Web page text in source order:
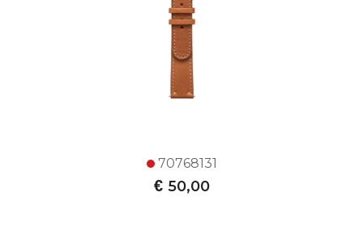
70768131
€ 50,00